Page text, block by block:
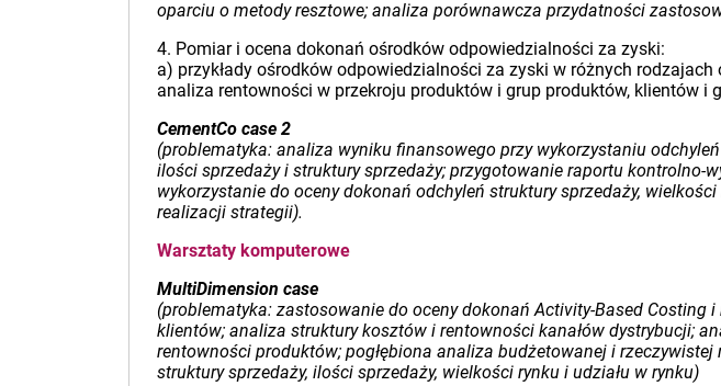
oparciu o metody resztowe; analiza porównawcza przydatności
4. Pomiar i ocena dokonań ośrodków odpowiedzialności za zyski:
a) przykłady ośrodków odpowiedzialności za zyski w różnych
analiza rentowności w przekroju produktów i grup produktów, klientów i
CementCo case 2
(problematyka: analiza wyniku finansowego przy wykorzystaniu
ilości sprzedaży i struktury sprzedaży; przygotowanie raportu
wykorzystanie do oceny dokonań odchyleń struktury sprzedaży,
realizacji strategii).
Warsztaty komputerowe
MultiDimension case
(problematyka: zastosowanie do oceny dokonań Activity-Based
klientów; analiza struktury kosztów i rentowności kanałów dystrybucji;
rentowności produktów; pogłębiona analiza budżetowanej i
struktury sprzedaży, ilości sprzedaży, wielkości rynku i udziału w rynku)